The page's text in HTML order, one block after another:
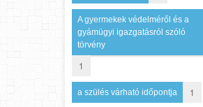
A gyermekek védelméről és a
gyámügyi igazgatásról szóló
törvény
1
a szülés várható időpontja 1